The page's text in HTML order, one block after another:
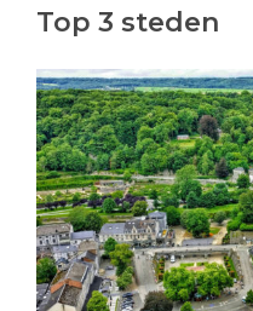
Top 3 steden